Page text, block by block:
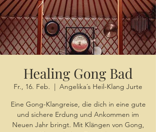
Healing Gong Bad
Fr., 16. Feb.
  |
Angelika´s Heil-Klang Jurte
Eine Gong-Klangreise, die dich in eine gute
und sichere Erdung und Ankommen im
Neuen Jahr bringt. Mit Klängen von Gong,